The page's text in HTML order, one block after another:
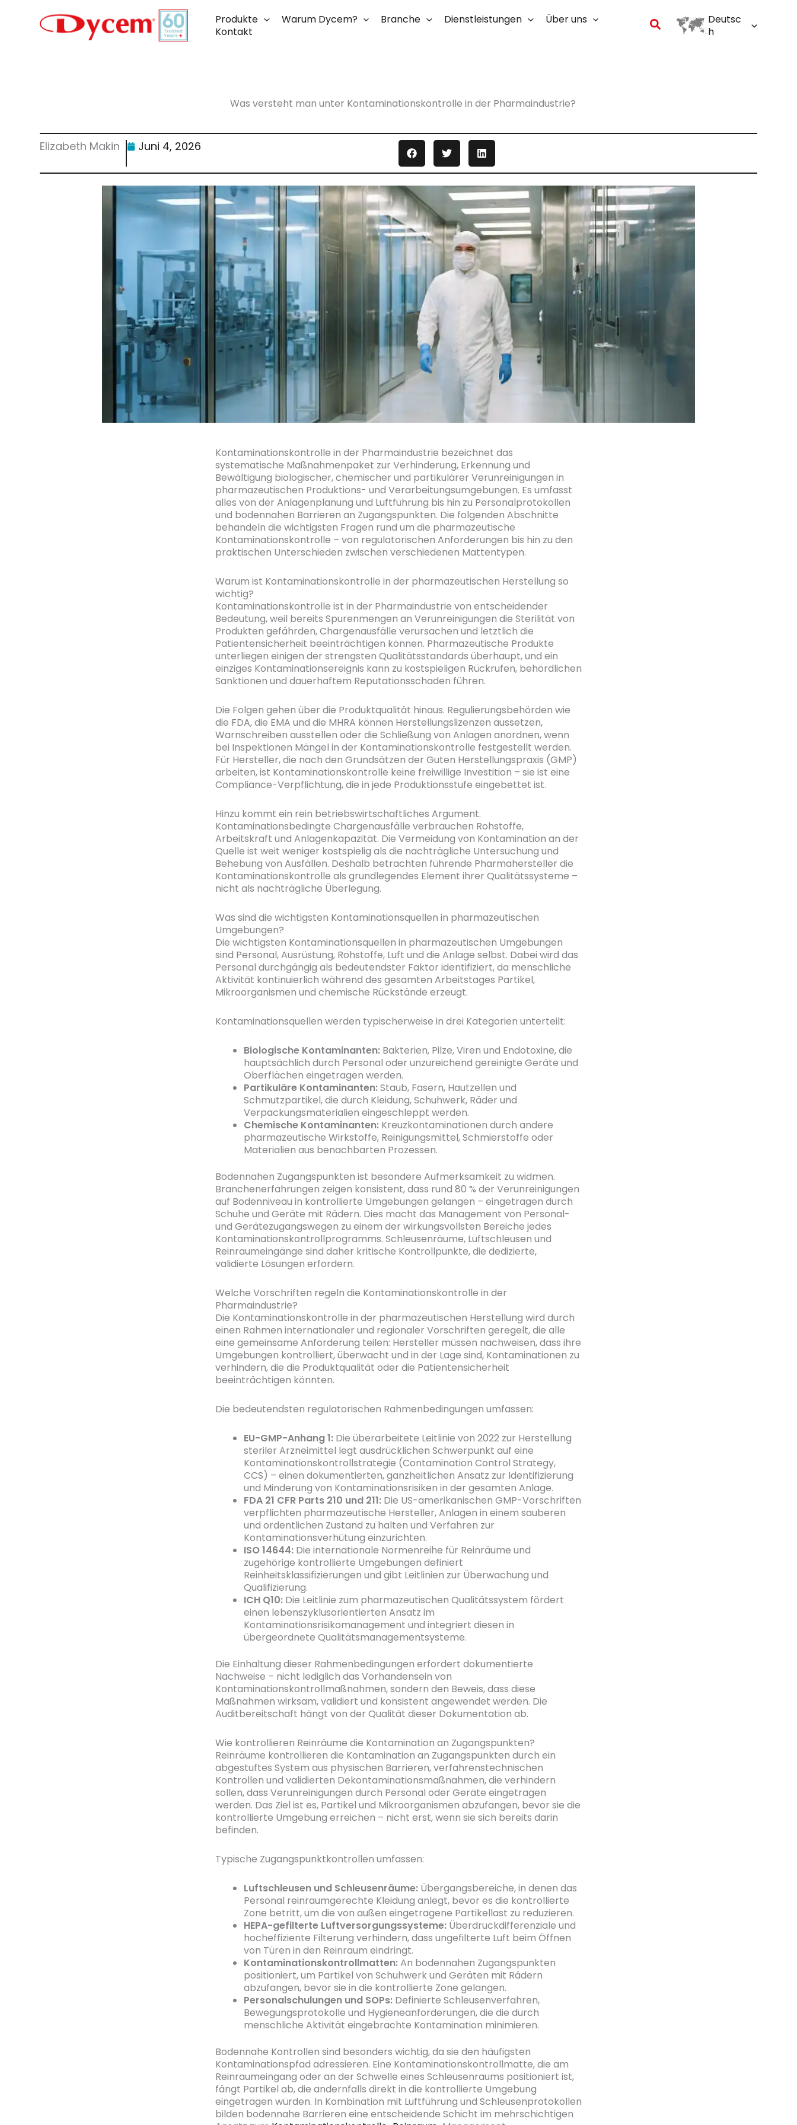
springen
Produkte Warum Dycem? Branche Dienstleistungen
Über uns
Kontakt
Suchen
Deutsc
h
Was versteht man unter Kontaminationskontrolle in der Pharmaindustrie?
Elizabeth Makin Juni 4, 2026
Kontaminationskontrolle in der Pharmaindustrie bezeichnet das
systematische Maßnahmenpaket zur Verhinderung, Erkennung und
Bewältigung biologischer, chemischer und partikulärer Verunreinigungen in
pharmazeutischen Produktions- und Verarbeitungsumgebungen. Es umfasst
alles von der Anlagenplanung und Luftführung bis hin zu Personalprotokollen
und bodennahen Barrieren an Zugangspunkten. Die folgenden Abschnitte
behandeln die wichtigsten Fragen rund um die pharmazeutische
Kontaminationskontrolle – von regulatorischen Anforderungen bis hin zu den
praktischen Unterschieden zwischen verschiedenen Mattentypen.
Warum ist Kontaminationskontrolle in der pharmazeutischen Herstellung so
wichtig?
Kontaminationskontrolle ist in der Pharmaindustrie von entscheidender
Bedeutung, weil bereits Spurenmengen an Verunreinigungen die Sterilität von
Produkten gefährden, Chargenausfälle verursachen und letztlich die
Patientensicherheit beeinträchtigen können. Pharmazeutische Produkte
unterliegen einigen der strengsten Qualitätsstandards überhaupt, und ein
einziges Kontaminationsereignis kann zu kostspieligen Rückrufen, behördlichen
Sanktionen und dauerhaftem Reputationsschaden führen.
Die Folgen gehen über die Produktqualität hinaus. Regulierungsbehörden wie
die FDA, die EMA und die MHRA können Herstellungslizenzen aussetzen,
Warnschreiben ausstellen oder die Schließung von Anlagen anordnen, wenn
bei Inspektionen Mängel in der Kontaminationskontrolle festgestellt werden.
Für Hersteller, die nach den Grundsätzen der Guten Herstellungspraxis (GMP)
arbeiten, ist Kontaminationskontrolle keine freiwillige Investition – sie ist eine
Compliance-Verpflichtung, die in jede Produktionsstufe eingebettet ist.
Hinzu kommt ein rein betriebswirtschaftliches Argument.
Kontaminationsbedingte Chargenausfälle verbrauchen Rohstoffe,
Arbeitskraft und Anlagenkapazität. Die Vermeidung von Kontamination an der
Quelle ist weit weniger kostspielig als die nachträgliche Untersuchung und
Behebung von Ausfällen. Deshalb betrachten führende Pharmahersteller die
Kontaminationskontrolle als grundlegendes Element ihrer Qualitätssysteme –
nicht als nachträgliche Überlegung.
Was sind die wichtigsten Kontaminationsquellen in pharmazeutischen
Umgebungen?
Die wichtigsten Kontaminationsquellen in pharmazeutischen Umgebungen
sind Personal, Ausrüstung, Rohstoffe, Luft und die Anlage selbst. Dabei wird das
Personal durchgängig als bedeutendster Faktor identifiziert, da menschliche
Aktivität kontinuierlich während des gesamten Arbeitstages Partikel,
Mikroorganismen und chemische Rückstände erzeugt.
Kontaminationsquellen werden typischerweise in drei Kategorien unterteilt:
Biologische Kontaminanten:Bakterien, Pilze, Viren und Endotoxine, die
hauptsächlich durch Personal oder unzureichend gereinigte Geräte und
Oberflächen eingetragen werden.
Partikuläre Kontaminanten:Staub, Fasern, Hautzellen und
Schmutzpartikel, die durch Kleidung, Schuhwerk, Räder und
Verpackungsmaterialien eingeschleppt werden.
Chemische Kontaminanten:Kreuzkontaminationen durch andere
pharmazeutische Wirkstoffe, Reinigungsmittel, Schmierstoffe oder
Materialien aus benachbarten Prozessen.
Bodennahen Zugangspunkten ist besondere Aufmerksamkeit zu widmen.
Branchenerfahrungen zeigen konsistent, dass rund 80 % der Verunreinigungen
auf Bodenniveau in kontrollierte Umgebungen gelangen – eingetragen durch
Schuhe und Geräte mit Rädern. Dies macht das Management von Personal-
und Gerätezugangswegen zu einem der wirkungsvollsten Bereiche jedes
Kontaminationskontrollprogramms. Schleusenräume, Luftschleusen und
Reinraumeingänge sind daher kritische Kontrollpunkte, die dedizierte,
validierte Lösungen erfordern.
Welche Vorschriften regeln die Kontaminationskontrolle in der
Pharmaindustrie?
Die Kontaminationskontrolle in der pharmazeutischen Herstellung wird durch
einen Rahmen internationaler und regionaler Vorschriften geregelt, die alle
eine gemeinsame Anforderung teilen: Hersteller müssen nachweisen, dass ihre
Umgebungen kontrolliert, überwacht und in der Lage sind, Kontaminationen zu
verhindern, die die Produktqualität oder die Patientensicherheit
beeinträchtigen könnten.
Die bedeutendsten regulatorischen Rahmenbedingungen umfassen:
EU-GMP-Anhang 1:Die überarbeitete Leitlinie von 2022 zur Herstellung
steriler Arzneimittel legt ausdrücklichen Schwerpunkt auf eine
Kontaminationskontrollstrategie (Contamination Control Strategy,
CCS) – einen dokumentierten, ganzheitlichen Ansatz zur Identifizierung
und Minderung von Kontaminationsrisiken in der gesamten Anlage.
FDA 21 CFR Parts 210 und 211:Die US-amerikanischen GMP-Vorschriften
verpflichten pharmazeutische Hersteller, Anlagen in einem sauberen
und ordentlichen Zustand zu halten und Verfahren zur
Kontaminationsverhütung einzurichten.
ISO 14644:Die internationale Normenreihe für Reinräume und
zugehörige kontrollierte Umgebungen definiert
Reinheitsklassifizierungen und gibt Leitlinien zur Überwachung und
Qualifizierung.
ICH Q10:Die Leitlinie zum pharmazeutischen Qualitätssystem fördert
einen lebenszyklusorientierten Ansatz im
Kontaminationsrisikomanagement und integriert diesen in
übergeordnete Qualitätsmanagementsysteme.
Die Einhaltung dieser Rahmenbedingungen erfordert dokumentierte
Nachweise – nicht lediglich das Vorhandensein von
Kontaminationskontrollmaßnahmen, sondern den Beweis, dass diese
Maßnahmen wirksam, validiert und konsistent angewendet werden. Die
Auditbereitschaft hängt von der Qualität dieser Dokumentation ab.
Wie kontrollieren Reinräume die Kontamination an Zugangspunkten?
Reinräume kontrollieren die Kontamination an Zugangspunkten durch ein
abgestuftes System aus physischen Barrieren, verfahrenstechnischen
Kontrollen und validierten Dekontaminationsmaßnahmen, die verhindern
sollen, dass Verunreinigungen durch Personal oder Geräte eingetragen
werden. Das Ziel ist es, Partikel und Mikroorganismen abzufangen, bevor sie die
kontrollierte Umgebung erreichen – nicht erst, wenn sie sich bereits darin
befinden.
Typische Zugangspunktkontrollen umfassen:
Luftschleusen und Schleusenräume:Übergangsbereiche, in denen das
Personal reinraumgerechte Kleidung anlegt, bevor es die kontrollierte
Zone betritt, um die von außen eingetragene Partikellast zu reduzieren.
HEPA-gefilterte Luftversorgungssysteme:Überdruckdifferenziale und
hocheffiziente Filterung verhindern, dass ungefilterte Luft beim Öffnen
von Türen in den Reinraum eindringt.
Kontaminationskontrollmatten:An bodennahen Zugangspunkten
positioniert, um Partikel von Schuhwerk und Geräten mit Rädern
abzufangen, bevor sie in die kontrollierte Zone gelangen.
Personalschulungen und SOPs:Definierte Schleusenverfahren,
Bewegungsprotokolle und Hygieneanforderungen, die die durch
menschliche Aktivität eingebrachte Kontamination minimieren.
Bodennahe Kontrollen sind besonders wichtig, da sie den häufigsten
Kontaminationspfad adressieren. Eine Kontaminationskontrollmatte, die am
Reinraumeingang oder an der Schwelle eines Schleusenraums positioniert ist,
fängt Partikel ab, die andernfalls direkt in die kontrollierte Umgebung
eingetragen würden. In Kombination mit Luftführung und Schleusenprotokollen
bilden bodennahe Barrieren eine entscheidende Schicht im mehrschichtigen